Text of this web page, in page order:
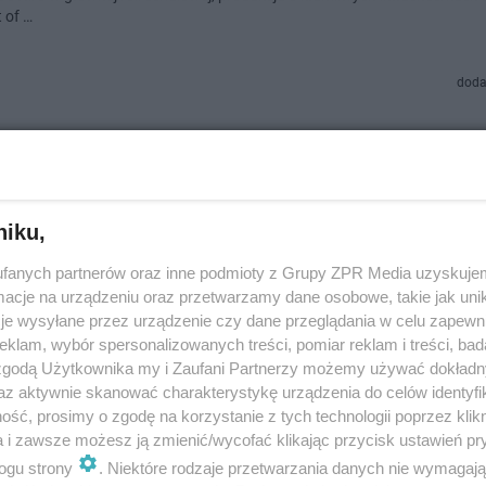
…
Niro z główną rolą w serialu? Nie mamy pojęcia, jak Netflix tego dokonał,
A o czym …
Ezra” w kinach. Nowy film z Bobbym
De Niro
partnerów oraz inne podmioty z Grupy ZPR Media
na urządzeniu oraz przetwarzamy dane osobowe, takie jak
wysyłane przez urządzenie czy dane przeglądania w celu
wybór spersonalizowanych treści, pomiar reklam i treści,
Użytkownika my i Zaufani Partnerzy możemy używać
aktywnie skanować charakterystykę urządzenia do celów
prosimy o zgodę na korzystanie z tych technologii poprzez
i zawsze możesz ją zmienić/wycofać klikając przycisk ustawień
strony
. Niektóre rodzaje przetwarzania danych nie